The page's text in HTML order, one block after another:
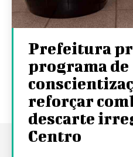
Prefeitura
programa de
reforçar
descarte
Centro